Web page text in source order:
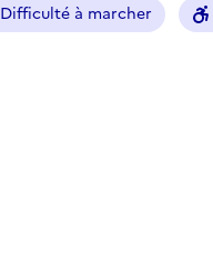
Difficulté à marcher